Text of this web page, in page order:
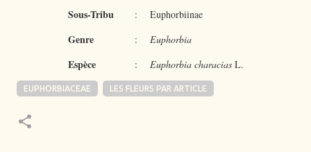
Sous-Tribu : Euphorbiinae
Genre : Euphorbia
Espèce : Euphorbia characiasL.
EUPHORBIACEAE LES FLEURS PAR ARTICLE